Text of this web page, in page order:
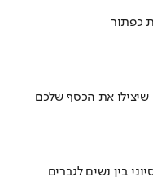
כפתור
את הכסף שלכם
בין נשים לגברים